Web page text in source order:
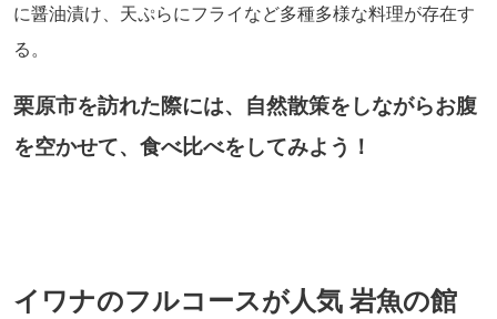
に醤油漬け、天ぷらにフライなど多種多様な料理が存在す
る。
栗原市を訪れた際には、 自然散策をしながらお腹
を空かせて、食べ比べをしてみよう！
イワナのフルコースが人気 岩魚の館